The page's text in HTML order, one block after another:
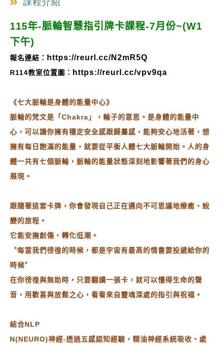
115年-脈輪智慧指引牌卡課程-7月份~(W1
下午)
報名連結： https://reurl.cc/N2mR5Q
R114教室位置圖： https://reurl.cc/vpv9qa
《七大脈輪是身體的能量中心》
脈輪的梵文是「Chakra」，輪子的意思。是身體的能量中
心，可以讓你擁有穩定安全感跟歸屬感，能夠安心地活著，想
擁有每日飽滿的能量，就要從平衡人體七大脈輪開始。人的身
體一共有七個脈輪，脈輪的能量狀態深刻地影響著我們的身心
展現。
跟隨著這套卡牌，你會發現自己正在邁向不可思議地療癒、蛻
變的旅程。
它能安撫創傷、轉化低潮。
〝每當我們徬徨的時候，都是宇宙有最高的情書要投遞給你的
時候〞
在你徬徨與無助時，只要翻讀一張卡，就可以懂得生命的聲
音，用歡喜與放鬆之心，看看來自靈魂深處的指引與祝福。
結合NLP
N(NEURO)神經-透過五感認知經驗，精油神經系統吸收、處